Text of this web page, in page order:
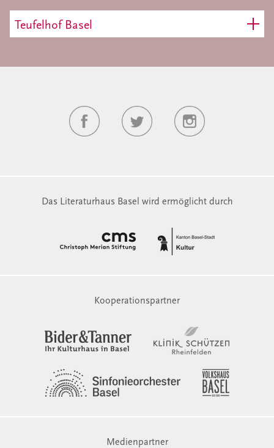
Teufelhof Basel
Das Literaturhaus Basel wird ermöglicht durch
Kooperationspartner
Medienpartner